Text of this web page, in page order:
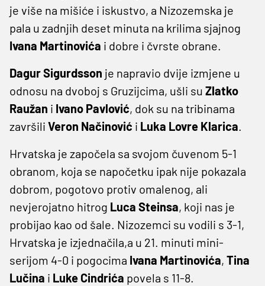
je više na mišiće i iskustvo, a Nizozemska je
pala u zadnjih deset minuta na krilima sjajnog
Ivana Martinovića i dobre i čvrste obrane.
Dagur Sigurdsson je napravio dvije izmjene u
odnosu na dvoboj s Gruzijcima, ušli su Zlatko
Raužan i Ivano Pavlović, dok su na tribinama
završili Veron Načinović i Luka Lovre Klarica.
Hrvatska je započela sa svojom čuvenom 5-1
obranom, koja se napočetku ipak nije pokazala
dobrom, pogotovo protiv omalenog, ali
nevjerojatno hitrog Luca Steinsa, koji nas je
probijao kao od šale. Nizozemci su vodili s 3-1,
Hrvatska je izjednačila,a u 21. minuti mini-
serijom 4-0 i pogocima Ivana Martinovića, Tina
Lučina i Luke Cindrića povela s 11-8.